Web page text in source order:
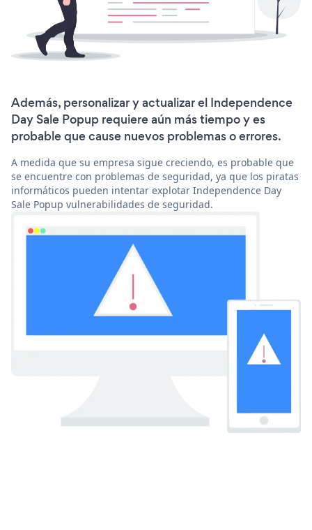
Además, personalizar y actualizar el Independence
Day Sale Popup requiere aún más tiempo y es
probable que cause nuevos problemas o errores.
A medida que su empresa sigue creciendo, es probable que
se encuentre con problemas de seguridad, ya que los piratas
informáticos pueden intentar explotar Independence Day
Sale Popup vulnerabilidades de seguridad.